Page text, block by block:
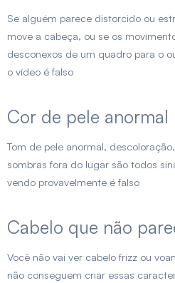
Se alguém parece distorcido ou
move a cabeça, ou se os
desconexos de um quadro para o
o vídeo é falso
Cor de pele anormal
Tom de pele anormal,
sombras fora do lugar são todos
vendo provavelmente é falso
Cabelo que não
Você não vai ver cabelo frizz ou
não conseguem criar essas